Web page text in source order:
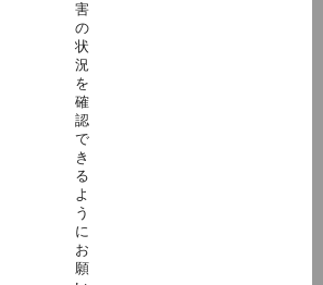
害
の
状
況
を
確
認
で
き
る
よ
う
に
お
願